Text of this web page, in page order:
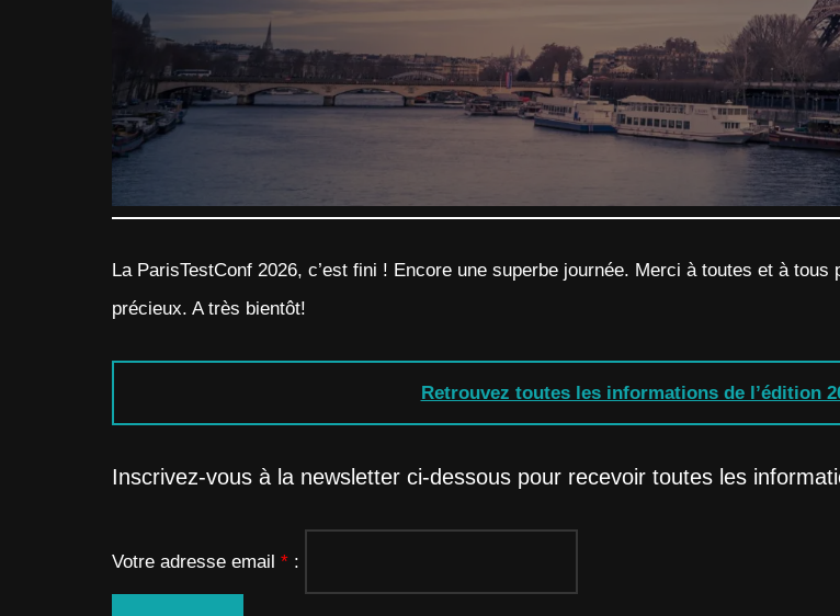
La ParisTestConf 2026, c’est fini ! Encore une superbe journée. Merci à toutes et à
précieux. A très bientôt!
Retrouvez toutes les informations de l’édition
Inscrivez-vous à la newsletter ci-dessous pour recevoir toutes les
Votre adresse email * :